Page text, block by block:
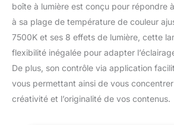
boîte à lumière est conçu pour répondre
à sa plage de température de couleur
7500K et ses 8 effets de lumière, cette
flexibilité inégalée pour adapter
De plus, son contrôle via application
vous permettant ainsi de vous concentrer
créativité et l’originalité de vos contenus.